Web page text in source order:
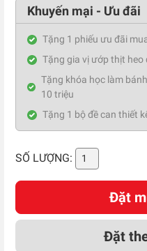
Khuyến mại - Ưu đãi
Tặng 1 phiếu ưu đãi
Tặng gia vị ướp thịt
Tặng khóa học làm
10 triệu
Tặng 1 bộ đề can thiết
SỐ LƯỢNG:
Đặt
Đặt